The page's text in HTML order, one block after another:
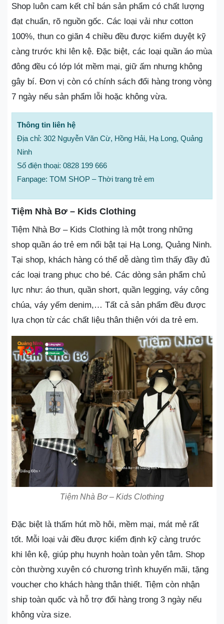
Shop luôn cam kết chỉ bán sản phẩm có chất lượng
đạt chuẩn, rõ nguồn gốc. Các loại vải như cotton
100%, thun co giãn 4 chiều đều được kiểm duyệt kỹ
càng trước khi lên kệ. Đặc biệt, các loại quần áo mùa
đông đều có lớp lót mềm mại, giữ ấm nhưng không
gây bí. Đơn vị còn có chính sách đổi hàng trong vòng
7 ngày nếu sản phẩm lỗi hoặc không vừa.
Thông tin liên hệ
Địa chỉ: 302 Nguyễn Văn Cừ, Hồng Hải, Hạ Long, Quảng
Ninh
Số điện thoại: 0828 199 666
Fanpage: TOM SHOP – Thời trang trẻ em
Tiệm Nhà Bơ – Kids Clothing
Tiệm Nhà Bơ – Kids Clothing là một trong những
shop quần áo trẻ em nổi bật tại Hạ Long, Quảng Ninh.
Tại shop, khách hàng có thể dễ dàng tìm thấy đầy đủ
các loại trang phục cho bé. Các dòng sản phẩm chủ
lực như: áo thun, quần short, quần legging, váy công
chúa, váy yếm denim,… Tất cả sản phẩm đều được
lựa chọn từ các chất liệu thân thiện với da trẻ em.
Tiệm Nhà Bơ – Kids Clothing
Đặc biệt là thấm hút mồ hôi, mềm mại, mát mẻ rất
tốt. Mỗi loại vải đều được kiểm định kỹ càng trước
khi lên kệ, giúp phụ huynh hoàn toàn yên tâm. Shop
còn thường xuyên có chương trình khuyến mãi, tặng
voucher cho khách hàng thân thiết. Tiệm còn nhận
ship toàn quốc và hỗ trợ đổi hàng trong 3 ngày nếu
không vừa size.